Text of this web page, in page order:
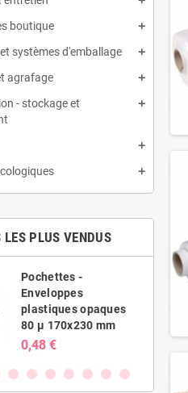
boutique
systèmes d'emballage
agrafage
- stockage et
LES PLUS VENDUS
Pochettes -
Enveloppes
plastiques opaques
80 µ 170x230 mm
0,48 €